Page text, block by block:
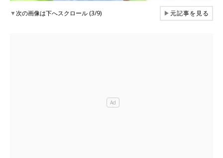
▼次の画像は下へスクロール (3/9) ▶元記事を見る